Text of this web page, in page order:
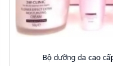
Bộ dưỡng da cao